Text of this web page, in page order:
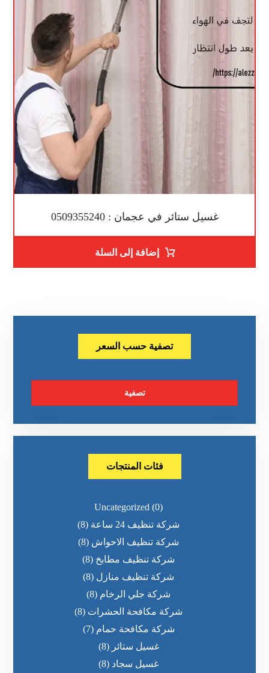
غسيل ستائر في عجمان : 0509355240
إضافة إلى السلة
تصفية حسب السعر
تصفية
فئات المنتجات
Uncategorized (0)
شركة تنظيف 24 ساعة
(8)
شركة تنظيف الاحواش (8)
شركة تنظيف مطابخ (8)
شركة تنظيف منازل (8)
شركة جلي الرخام (8)
شركة مكافحة الحشرات (8)
شركة مكافحة حمام (7)
غسيل ستائر (8)
غسيل سجاد (8)